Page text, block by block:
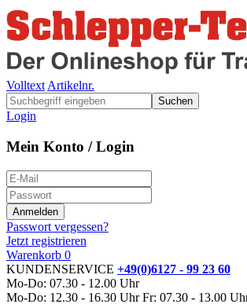
Volltext Artikelnr.
Suchen
Login
Mein Konto / Login
Passwort vergessen?
Jetzt registrieren
Warenkorb 0
KUNDENSERVICE +49(0)6127 - 99 23 60
Mo-Do: 07.30 - 12.00 Uhr
Mo-Do: 12.30 - 16.30 Uhr Fr: 07.30 - 13.00